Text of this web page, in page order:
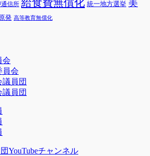
信所 給食費無償化 統一地方選挙 美
発 高等教育無償化
会
員会
議員団
議員団
YouTubeチャンネル